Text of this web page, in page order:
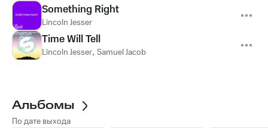
Something Right
Lincoln Jesser
Time Will Tell
Lincoln Jesser, Samuel Jacob
Альбомы
По дате выхода